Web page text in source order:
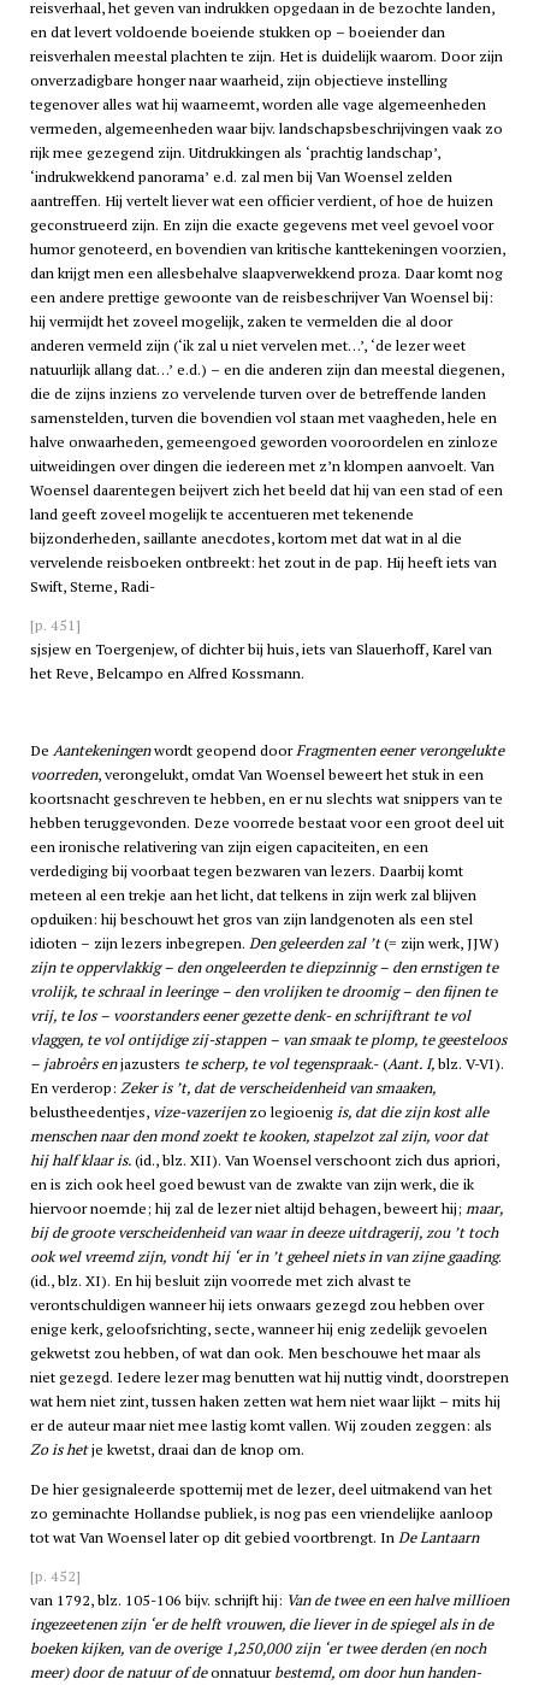
reisverhaal, het geven van indrukken opgedaan in de bezochte landen,
en dat levert voldoende boeiende stukken op – boeiender dan
reisverhalen meestal plachten te zijn. Het is duidelijk waarom. Door zijn
onverzadigbare honger naar waarheid, zijn objectieve instelling
tegenover alles wat hij waarneemt, worden alle vage algemeenheden
vermeden, algemeenheden waar bijv. landschapsbeschrijvingen vaak zo
rijk mee gezegend zijn. Uitdrukkingen als ‘prachtig landschap’,
‘indrukwekkend panorama’ e.d. zal men bij Van Woensel zelden
aantreffen. Hij vertelt liever wat een officier verdient, of hoe de huizen
geconstrueerd zijn. En zijn die exacte gegevens met veel gevoel voor
humor genoteerd, en bovendien van kritische kanttekeningen voorzien,
dan krijgt men een allesbehalve slaapverwekkend proza. Daar komt nog
een andere prettige gewoonte van de reisbeschrijver Van Woensel bij:
hij vermijdt het zoveel mogelijk, zaken te vermelden die al door
anderen vermeld zijn (‘ik zal u niet vervelen met…’, ‘de lezer weet
natuurlijk allang dat…’ e.d.) – en die anderen zijn dan meestal diegenen,
die de zijns inziens zo vervelende turven over de betreffende landen
samenstelden, turven die bovendien vol staan met vaagheden, hele en
halve onwaarheden, gemeengoed geworden vooroordelen en zinloze
uitweidingen over dingen die iedereen met z’n klompen aanvoelt. Van
Woensel daarentegen beijvert zich het beeld dat hij van een stad of een
land geeft zoveel mogelijk te accentueren met tekenende
bijzonderheden, saillante anecdotes, kortom met dat wat in al die
vervelende reisboeken ontbreekt: het zout in de pap. Hij heeft iets van
Swift, Sterne, Radi-
[p. 451]
sjsjew en Toergenjew, of dichter bij huis, iets van Slauerhoff, Karel van
het Reve, Belcampo en Alfred Kossmann.
De Aantekeningenwordt geopend doorFragmenten eener verongelukte
voorreden, verongelukt, omdat Van Woensel beweert het stuk in een
koortsnacht geschreven te hebben, en er nu slechts wat snippers van te
hebben teruggevonden. Deze voorrede bestaat voor een groot deel uit
een ironische relativering van zijn eigen capaciteiten, en een
verdediging bij voorbaat tegen bezwaren van lezers. Daarbij komt
meteen al een trekje aan het licht, dat telkens in zijn werk zal blijven
opduiken: hij beschouwt het gros van zijn landgenoten als een stel
idioten – zijn lezers inbegrepen. Den geleerden zal ’t(= zijn werk, JJW)
zijn te oppervlakkig – den ongeleerden te diepzinnig – den ernstigen te
vrolijk, te schraal in leeringe – den vrolijken te droomig – den fijnen te
vrij, te los – voorstanders eener gezette denk- en schrijftrant te vol
vlaggen, te vol ontijdige zij-stappen – van smaak te plomp, te geesteloos
– jabroêrs enjazusters te scherp, te vol tegenspraak.- (Aant. I,blz. V-VI).
En verderop: Zeker is ’t, dat de verscheidenheid van smaaken,
belustheedentjes, vize-vazerijenzo legioenigis, dat die zijn kost alle
menschen naar den mond zoekt te kooken, stapelzot zal zijn, voor dat
hij half klaar is.(id., blz. XII). Van Woensel verschoont zich dus apriori,
en is zich ook heel goed bewust van de zwakte van zijn werk, die ik
hiervoor noemde; hij zal de lezer niet altijd behagen, beweert hij; maar,
bij de groote verscheidenheid van waar in deeze uitdragerij, zou ’t toch
ook wel vreemd zijn, vondt hij ‘er in ’t geheel niets in van zijne gaading.
(id., blz. XI). En hij besluit zijn voorrede met zich alvast te
verontschuldigen wanneer hij iets onwaars gezegd zou hebben over
enige kerk, geloofsrichting, secte, wanneer hij enig zedelijk gevoelen
gekwetst zou hebben, of wat dan ook. Men beschouwe het maar als
niet gezegd. Iedere lezer mag benutten wat hij nuttig vindt, doorstrepen
wat hem niet zint, tussen haken zetten wat hem niet waar lijkt – mits hij
er de auteur maar niet mee lastig komt vallen. Wij zouden zeggen: als
Zo is hetje kwetst, draai dan de knop om.
De hier gesignaleerde spotternij met de lezer, deel uitmakend van het
zo geminachte Hollandse publiek, is nog pas een vriendelijke aanloop
tot wat Van Woensel later op dit gebied voortbrengt. InDe Lantaarn
[p. 452]
van 1792, blz. 105-106 bijv. schrijft hij: Van de twee en een halve millioen
ingezeetenen zijn ‘er de helft vrouwen, die liever in de spiegel als in de
boeken kijken, van de overige 1,250,000 zijn ‘er twee derden (en noch
meer) door de natuur of deonnatuurbestemd, om door hun handen-